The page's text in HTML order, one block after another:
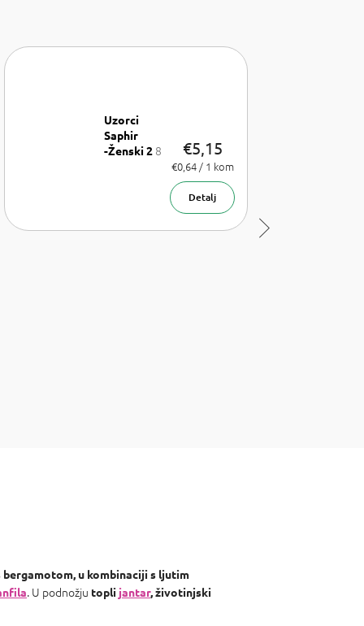
Uzorci
Saphir
-Ženski 2 8
€5,15
Izmjeri
cijenu:
€0,64 / 1 kom
Detalj
proizvod
bergamotom, u kombinaciji s ljutim
. U podnožju topli jantar, životinjski